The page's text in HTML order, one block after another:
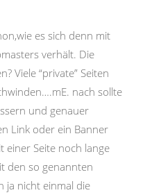
es sich denn mit
verhält. Die
Viele “private” Seiten
nach sollte
und genauer
Link oder ein Banner
einer Seite noch lange
den so genannten
ja nicht einmal die